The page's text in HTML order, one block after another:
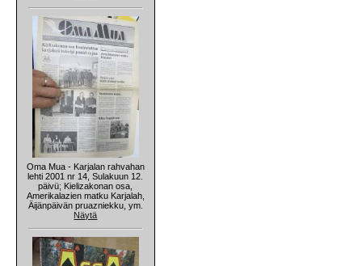
Oma Mua - Karjalan rahvahan
lehti 2001 nr 14, Sulakuun 12.
päivü; Kielizakonan osa,
Amerikalazien matku Karjalah,
Äijänpäivän pruazniekku, ym.
Näytä